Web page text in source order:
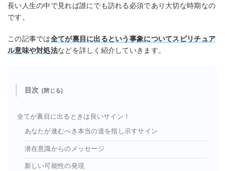
長い人生の中で見れば誰にでも訪れる必須であり大切な時期なの
です。
この記事では全てが裏目に出るという事象についてスピリチュア
ル意味や対処法などを詳しく紹介していきます。
目次
全てが裏目に出るときは良いサイン！
あなたが進むべき本当の道を指し示すサイン
潜在意識からのメッセージ
新しい可能性の発現